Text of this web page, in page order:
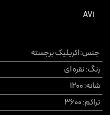
AV1
جنس:اکریلیک برجسته
رنگ:نقره ای
شانه:
1200
تراکم:
3600